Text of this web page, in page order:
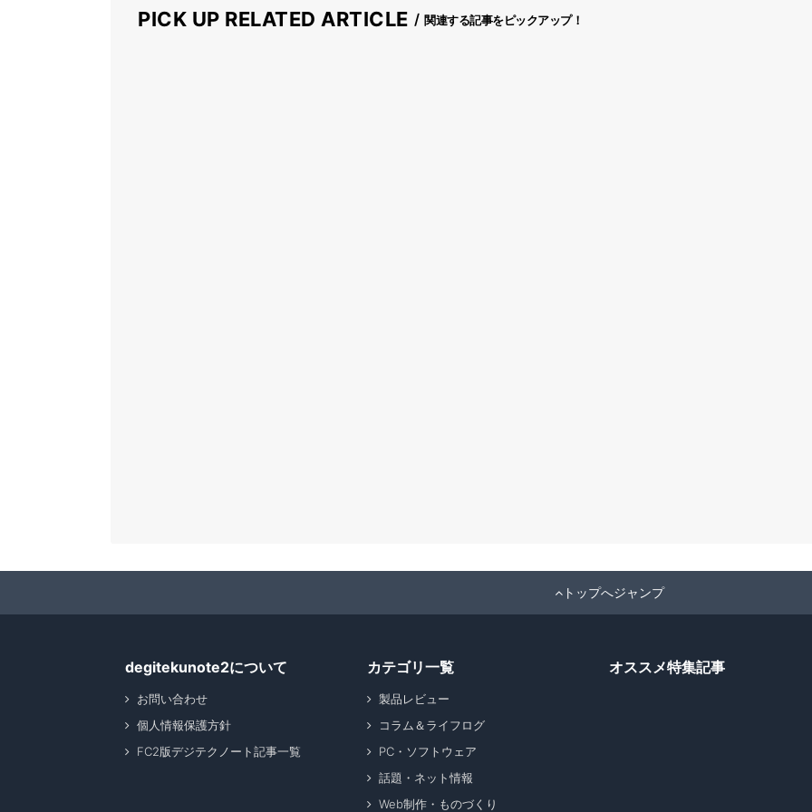
PICK UP RELATED ARTICLE 関連する記事をピックアップ！
トップへジャンプ
degitekunote2について
お問い合わせ
個人情報保護方針
FC2版デジテクノート記事一覧
カテゴリ一覧
製品レビュー
コラム＆ライフログ
PC・ソフトウェア
話題・ネット情報
Web制作・ものづくり
オススメ特集記事